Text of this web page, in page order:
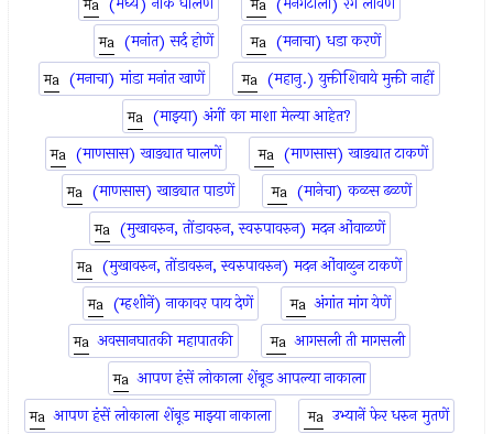
(मनांत) सर्द होणें
(मनाचा) धडा करणें
(मनाचा) मांडा मनांत खाणें
(महानु.) युक्तीशिवाये मुक्ती नाहीं
(माझ्या) अंगीं का माशा मेल्या आहेत?
(माणसास) खाड्यात घालणें
(माणसास) खाड्यात टाकणें
(माणसास) खाड्यात पाडणें
(मानेचा) कळस ढळणें
(मुखावरुन, तोंडावरुन, स्वरुपावरुन) मदन ओंवाळणें
(मुखावरुन, तोंडावरुन, स्वरुपावरुन) मदन ओंवाळुन टाकणें
(म्हशीनें) नाकावर पाय देणें
अंगांत मांग येणें
अवसानघातकी महापातकी
आगसली ती मागसली
आपण हंसें लोकाला शेंबूड आपल्या नाकाला
आपण हंसें लोकाला शेंबूड माझ्या नाकाला
उभ्यानें फेर धरुन मुतणें